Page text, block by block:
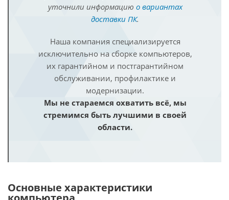
уточнили информацию о вариантах
доставки ПК.
Наша компания специализируется
исключительно на сборке компьютеров,
их гарантийном и постгарантийном
обслуживании, профилактике и
модернизации.
Мы не стараемся охватить всё, мы
стремимся быть лучшими в своей
области.
Основные характеристики